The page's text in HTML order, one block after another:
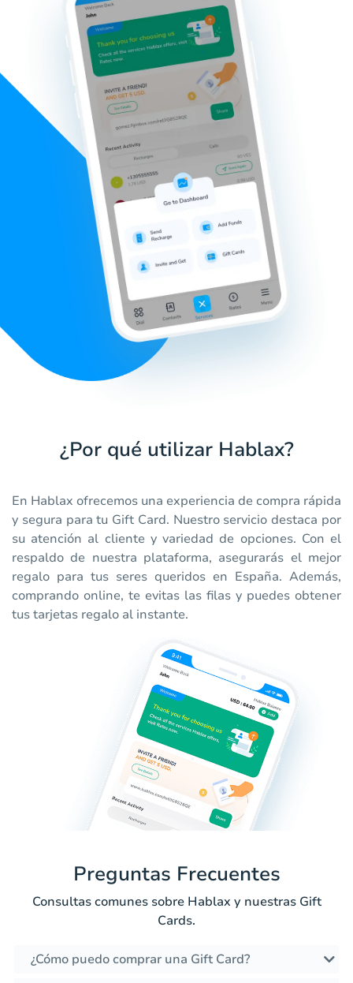
¿Por qué utilizar Hablax?
En Hablax ofrecemos una experiencia de compra rápida
y segura para tu Gift Card. Nuestro servicio destaca por
su atención al cliente y variedad de opciones. Con el
respaldo de nuestra plataforma, asegurarás el mejor
regalo para tus seres queridos en España. Además,
comprando online, te evitas las filas y puedes obtener
tus tarjetas regalo al instante.
Preguntas Frecuentes
Consultas comunes sobre Hablax y nuestras Gift
Cards.
¿Cómo puedo comprar una Gift Card?